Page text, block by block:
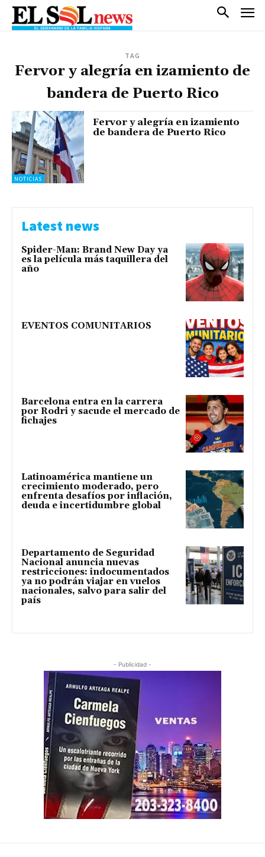
TAG
Fervor y alegría en izamiento de
bandera de Puerto Rico
NOTICIAS
Fervor y alegría en izamiento
de bandera de Puerto Rico
Latest news
Spider-Man: Brand New Day ya
es la película más taquillera del
año
EVENTOS COMUNITARIOS
Barcelona entra en la carrera
por Rodri y sacude el mercado de
fichajes
Latinoamérica mantiene un
crecimiento moderado, pero
enfrenta desafíos por inflación,
deuda e incertidumbre global
Departamento de Seguridad
Nacional anuncia nuevas
restricciones: indocumentados
ya no podrán viajar en vuelos
nacionales, salvo para salir del
país
- Publicidad -